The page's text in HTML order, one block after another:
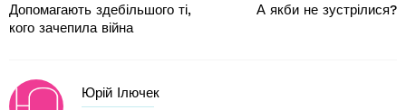
Допомагають здебільшого ті,
кого зачепила війна
А якби не зустрілися?
Юрій Ілючек